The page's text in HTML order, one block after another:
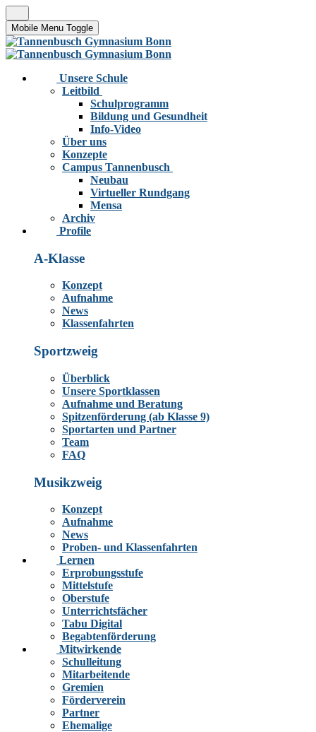
Mobile Menu Toggle
Unsere Schule
Leitbild
Schulprogramm
Bildung und Gesundheit
Info-Video
Über uns
Konzepte
Campus Tannenbusch
Neubau
Virtueller Rundgang
Mensa
Archiv
Profile
A-Klasse
Konzept
Aufnahme
News
Klassenfahrten
Sportzweig
Überblick
Unsere Sportklassen
Aufnahme und Beratung
Spitzenförderung (ab Klasse 9)
Sportarten und Partner
Team
FAQ
Musikzweig
Konzept
Aufnahme
News
Proben- und Klassenfahrten
Lernen
Erprobungsstufe
Mittelstufe
Oberstufe
Unterrichtsfächer
Tabu Digital
Begabtenförderung
Mitwirkende
Schulleitung
Mitarbeitende
Gremien
Förderverein
Partner
Ehemalige